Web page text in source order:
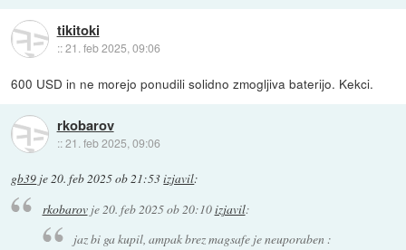
tikitoki
::21. feb 2025, 09:06
600 USD in ne morejo ponudili solidno zmogljiva baterijo. Kekci.
rkobarov
::21. feb 2025, 09:06
gb39 je20. feb 2025 ob 21:53izjavil:
rkobarovje20. feb 2025 ob 20:10izjavil:
jaz bi ga kupil, ampak brez magsafe je neuporaben :